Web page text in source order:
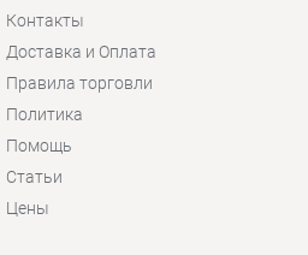
Контакты
Доставка и Оплата
Правила торговли
Политика
Помощь
Статьи
Цены